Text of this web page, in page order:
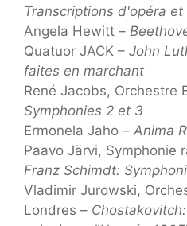
Transcriptions d'opéra
Angela Hewitt –
Quatuor JACK – John
faites en marchant
René Jacobs, Orchestre
Symphonies 2 et 3
Ermonela Jaho – Anima
Paavo Järvi, Symphonie
Franz Schimdt:
Vladimir Jurowski,
Londres –